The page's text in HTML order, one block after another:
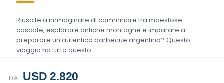
Riuscite a immaginare di camminare tra maestose
cascate, esplorare antiche montagne e imparare a
preparare un autentico barbecue argentino? Questo
viaggio ha tutto questo....
DA USD 2.820